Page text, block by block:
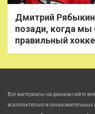
Дмитрий
позади, когда мы
правильный
Все материалы на данном сайте
исключительно в